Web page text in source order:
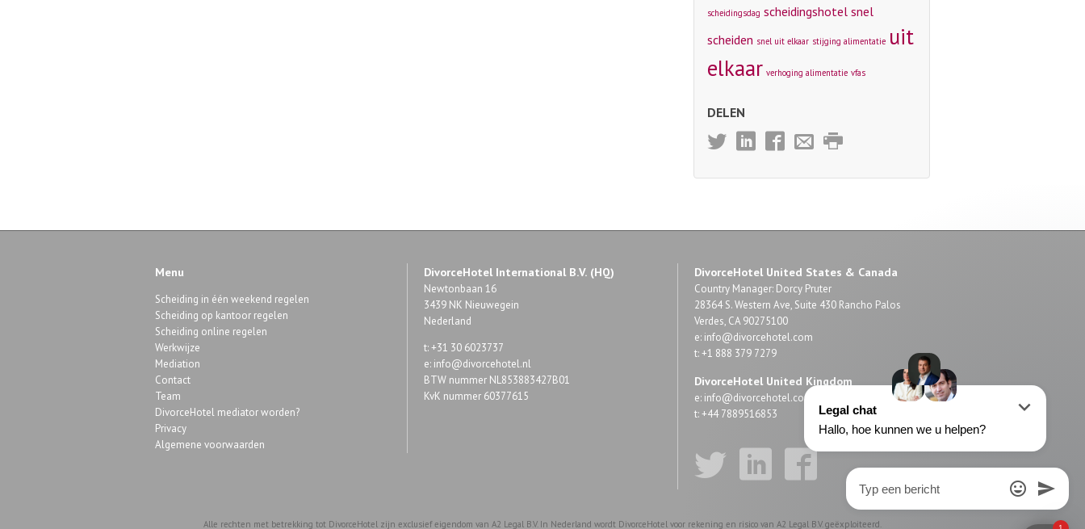
scheidingsdag scheidingshotel snel
scheiden snel uit elkaar stijging alimentatie uit
elkaar verhoging alimentatie vfas
DELEN
Menu
Scheiding in één weekend regelen
Scheiding op kantoor regelen
Scheiding online regelen
Werkwijze
Mediation
Contact
Team
DivorceHotel mediator worden?
Privacy
Algemene voorwaarden
DivorceHotel International B.V. (HQ)
Newtonbaan 16
3439 NK Nieuwegein
Nederland
t: +31 30 6023737
e: info@divorcehotel.nl
BTW nummer NL853883427B01
KvK nummer 60377615
DivorceHotel United States & Canada
Country Manager: Dorcy Pruter
28364 S. Western Ave, Suite 430 Rancho Palos
Verdes, CA 90275100
e: info@divorcehotel.com
t: +1 888 379 7279
DivorceHotel United Kingdom
e: info@divorcehotel.com
t: +44 7889516853
Alle rechten met betrekking tot DivorceHotel zijn exclusief eigendom van A2 Legal B.V. In Nederland wordt DivorceHotel voor rekening en risico van A2 Legal B.V. geëxploiteerd.